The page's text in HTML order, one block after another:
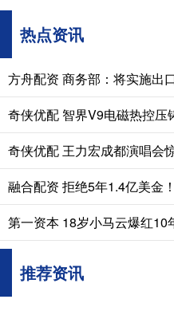
热点资讯
推荐资讯